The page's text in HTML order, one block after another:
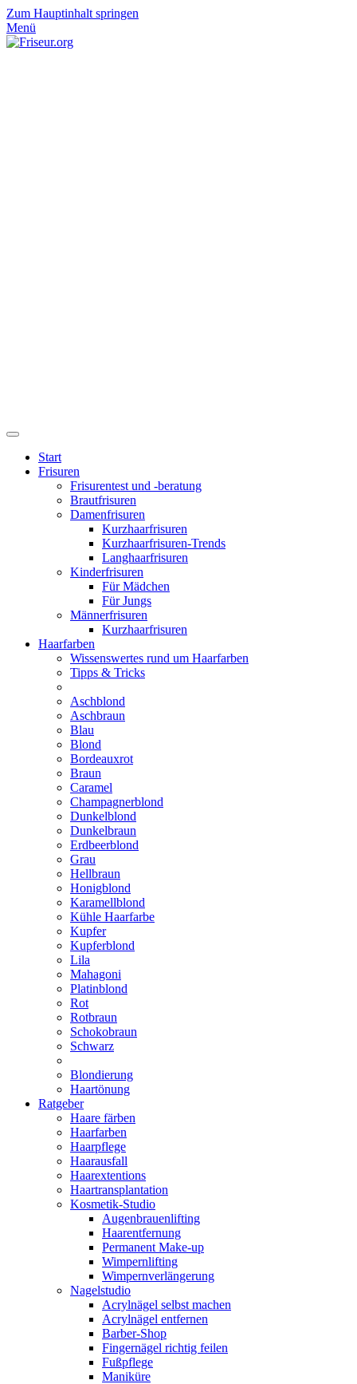
Zum Hauptinhalt springen
Menü
Start
Frisuren
Frisurentest und -beratung
Brautfrisuren
Damenfrisuren
Kurzhaarfrisuren
Kurzhaarfrisuren-Trends
Langhaarfrisuren
Kinderfrisuren
Für Mädchen
Für Jungs
Männerfrisuren
Kurzhaarfrisuren
Haarfarben
Wissenswertes rund um Haarfarben
Tipps & Tricks
Aschblond
Aschbraun
Blau
Blond
Bordeauxrot
Braun
Caramel
Champagnerblond
Dunkelblond
Dunkelbraun
Erdbeerblond
Grau
Hellbraun
Honigblond
Karamellblond
Kühle Haarfarbe
Kupfer
Kupferblond
Lila
Mahagoni
Platinblond
Rot
Rotbraun
Schokobraun
Schwarz
Blondierung
Haartönung
Ratgeber
Haare färben
Haarfarben
Haarpflege
Haarausfall
Haarextentions
Haartransplantation
Kosmetik-Studio
Augenbrauenlifting
Haarentfernung
Permanent Make-up
Wimpernlifting
Wimpernverlängerung
Nagelstudio
Acrylnägel selbst machen
Acrylnägel entfernen
Barber-Shop
Fingernägel richtig feilen
Fußpflege
Maniküre